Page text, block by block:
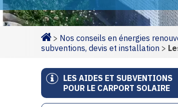
Homepage
> Nos conseils en énergies
subventions, devis et installation >
LES AIDES ET SUBVENTIONS
POUR LE CARPORT SOLAIRE